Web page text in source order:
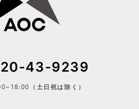
43-9239
（土日祝は除く）